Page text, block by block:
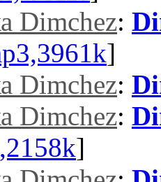
Dimchez:
]
Dimchez:
Dimchez:
]